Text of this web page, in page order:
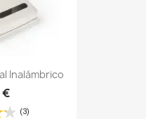
Inalámbrico
€
(3)